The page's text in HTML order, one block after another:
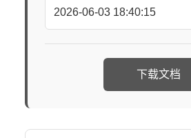
2026-06-03 18:40:15
下载文档